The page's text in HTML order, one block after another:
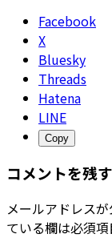
Facebook
X
Bluesky
Threads
Hatena
LINE
Copy
コメントを残す
メールアドレス
ている欄は必須